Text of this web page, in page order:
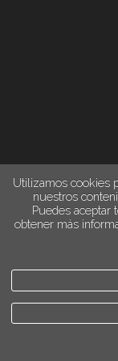
Utilizamos cookies
nuestros
Puedes aceptar
obtener más